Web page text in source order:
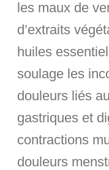
les maux de
d’extraits
huiles
soulage les
douleurs liés
gastriques et
contractions
douleurs